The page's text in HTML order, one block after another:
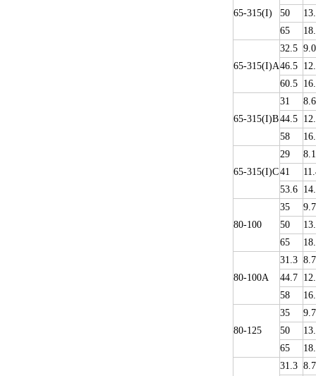
65-315(I)
50
65
65-315(I)A
32.5 9.0
46.5
60.5
65-315(I)B
31
8.6
44.5
58
65-315(I)C
29
8.1
41
53.6
80-100
35
50
65
80-100A
31.3 8.7
44.7
58
80-125
35
50
65
31.3 8.7